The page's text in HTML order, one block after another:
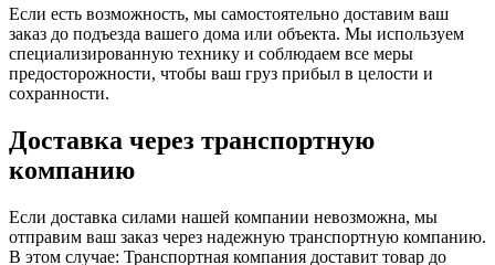
Если есть возможность, мы самостоятельно доставим ваш
заказ до подъезда вашего дома или объекта. Мы используем
специализированную технику и соблюдаем все меры
предосторожности, чтобы ваш груз прибыл в целости и
сохранности.
Доставка через транспортную
компанию
Если доставка силами нашей компании невозможна, мы
отправим ваш заказ через надежную транспортную компанию.
В этом случае: Транспортная компания доставит товар до